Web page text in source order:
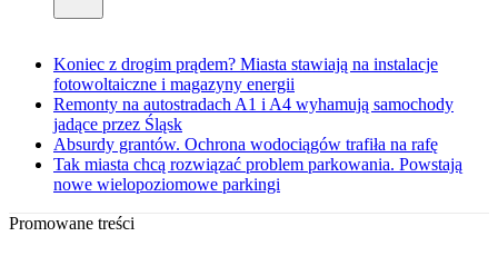
Koniec z drogim prądem? Miasta stawiają na instalacje
fotowoltaiczne i magazyny energii
Remonty na autostradach A1 i A4 wyhamują samochody
jadące przez Śląsk
Absurdy grantów. Ochrona wodociągów trafiła na rafę
Tak miasta chcą rozwiązać problem parkowania. Powstają
nowe wielopoziomowe parkingi
Promowane treści